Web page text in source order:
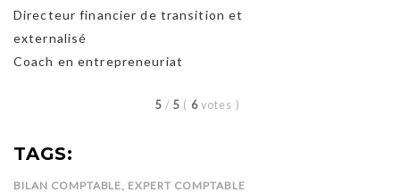
Directeur financier de transition et
externalisé
Coach en entrepreneuriat
5 / 5 ( 6 votes )
TAGS:
BILAN COMPTABLE, EXPERT COMPTABLE